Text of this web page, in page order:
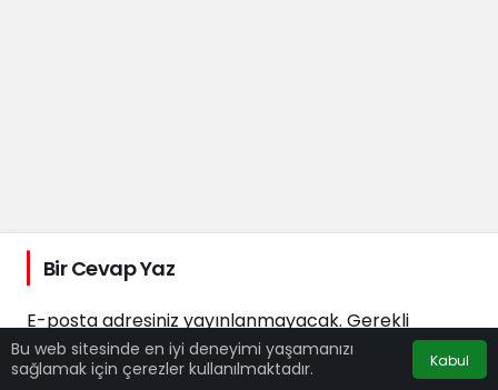
Bir Cevap Yaz
E-posta adresiniz yayınlanmayacak. Gerekli
alanlar*ile işaretlenmişlerdir
Bu web sitesinde en iyi deneyimi yaşamanızı
sağlamak için çerezler kullanılmaktadır.
Kabul